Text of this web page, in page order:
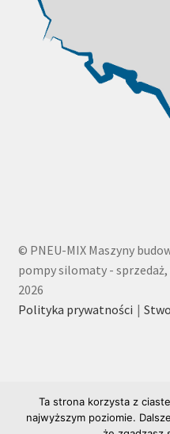
© PNEU-MIX Maszyny
pompy silomaty -
2026
Polityka prywatności
Ta strona korzysta z
najwyższym poziomie.